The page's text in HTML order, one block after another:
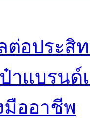
ต่อประสิ
าแบรนด์
มืออาชีพ